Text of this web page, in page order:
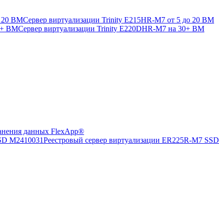
Сервер виртуализации Trinity E215HR-M7 от 5 до 20 ВМ
Сервер виртуализации Trinity E220DHR-M7 на 30+ ВМ
данных FlexApp®
Реестровый сервер виртуализации ER225R-M7